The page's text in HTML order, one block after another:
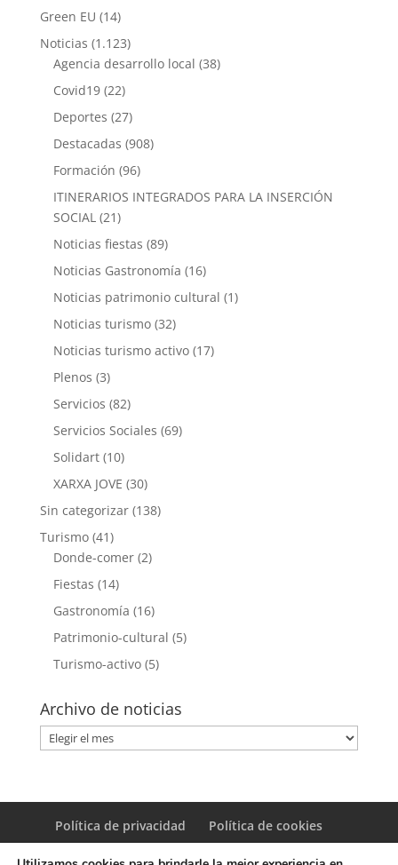
Green EU (14)
Noticias (1.123)
Agencia desarrollo local (38)
Covid19(22)
Deportes (27)
Destacadas (908)
Formación (96)
ITINERARIOS INTEGRADOS PARA LA INSERCIÓN
SOCIAL(21)
Noticias fiestas (89)
Noticias Gastronomía (16)
Noticias patrimonio cultural (1)
Noticias turismo(32)
Noticias turismo activo(17)
Plenos (3)
Servicios (82)
Servicios Sociales (69)
Solidart(10)
XARXA JOVE (30)
Sin categorizar(138)
Turismo(41)
Donde-comer(2)
Fiestas (14)
Gastronomía (16)
Patrimonio-cultural (5)
Turismo-activo(5)
Archivo de noticias
Archivo
de
Política de privacidad Política de cookies